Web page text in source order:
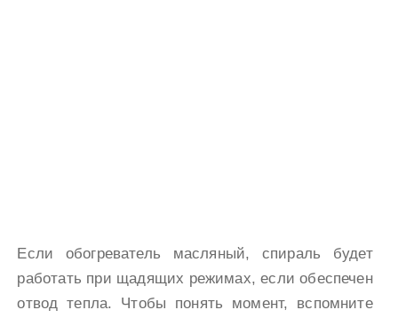
Если обогреватель масляный, спираль будет
работать при щадящих режимах, если обеспечен
отвод тепла. Чтобы понять момент, вспомните